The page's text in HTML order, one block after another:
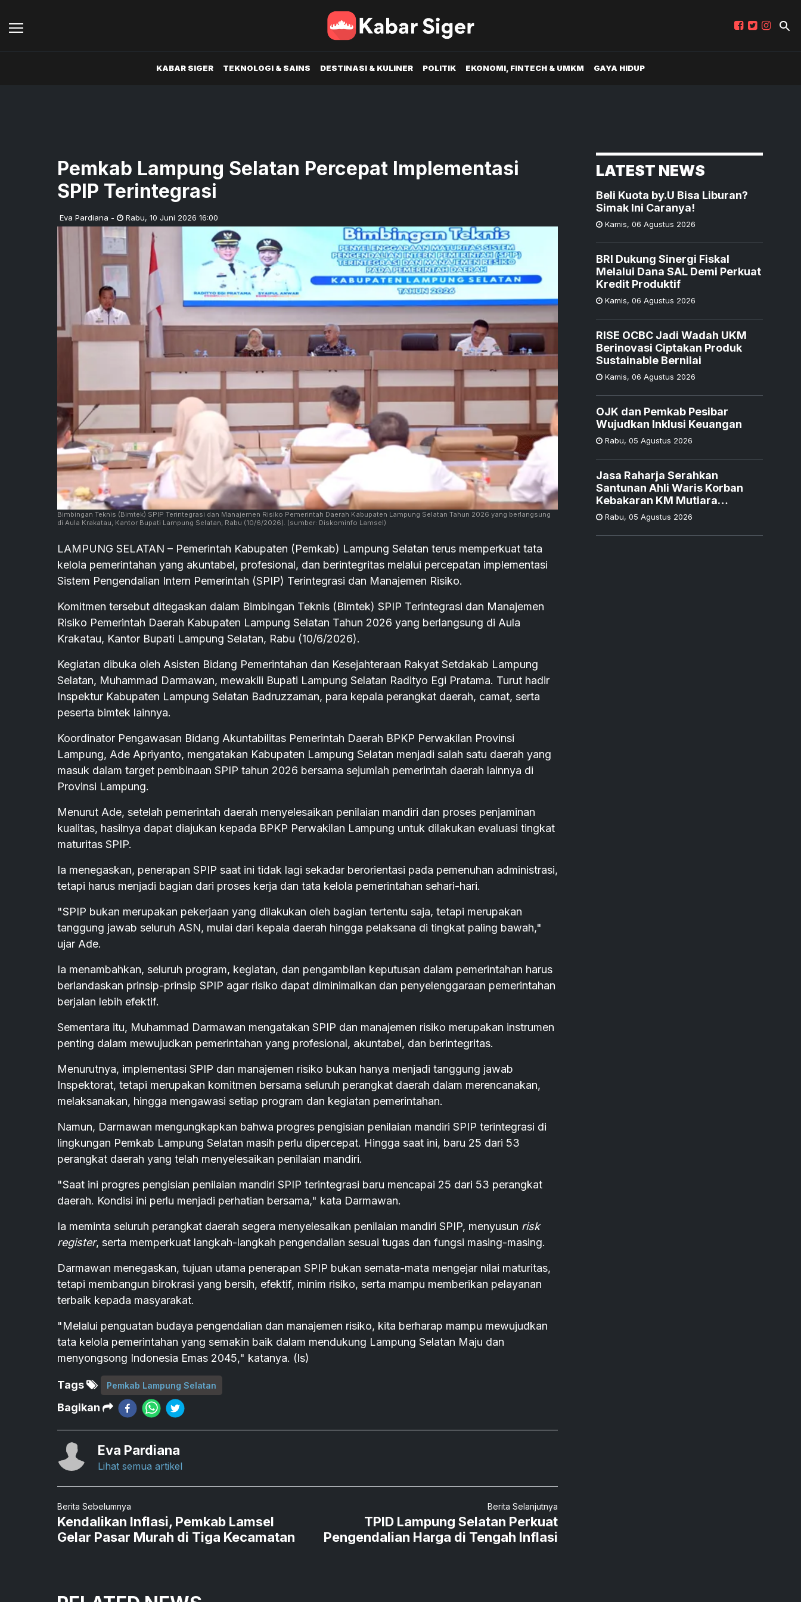
KABAR SIGER TEKNOLOGI & SAINS DESTINASI & KULINER POLITIK EKONOMI, FINTECH & UMKM GAYA HIDUP
Pemkab Lampung Selatan Percepat Implementasi
SPIP Terintegrasi
Eva Pardiana - Rabu, 10 Juni 2026 16:00
Bimbingan Teknis (Bimtek) SPIP Terintegrasi dan Manajemen Risiko Pemerintah Daerah Kabupaten Lampung Selatan Tahun 2026 yang berlangsung
di Aula Krakatau, Kantor Bupati Lampung Selatan, Rabu (10/6/2026). (sumber: Diskominfo Lamsel)
LAMPUNG SELATAN – Pemerintah Kabupaten (Pemkab) Lampung Selatan terus memperkuat tata
kelola pemerintahan yang akuntabel, profesional, dan berintegritas melalui percepatan implementasi
Sistem Pengendalian Intern Pemerintah (SPIP) Terintegrasi dan Manajemen Risiko.
Komitmen tersebut ditegaskan dalam Bimbingan Teknis (Bimtek) SPIP Terintegrasi dan Manajemen
Risiko Pemerintah Daerah Kabupaten Lampung Selatan Tahun 2026 yang berlangsung di Aula
Krakatau, Kantor Bupati Lampung Selatan, Rabu (10/6/2026).
Kegiatan dibuka oleh Asisten Bidang Pemerintahan dan Kesejahteraan Rakyat Setdakab Lampung
Selatan, Muhammad Darmawan, mewakili Bupati Lampung Selatan Radityo Egi Pratama. Turut hadir
Inspektur Kabupaten Lampung Selatan Badruzzaman, para kepala perangkat daerah, camat, serta
peserta bimtek lainnya.
Koordinator Pengawasan Bidang Akuntabilitas Pemerintah Daerah BPKP Perwakilan Provinsi
Lampung, Ade Apriyanto, mengatakan Kabupaten Lampung Selatan menjadi salah satu daerah yang
masuk dalam target pembinaan SPIP tahun 2026 bersama sejumlah pemerintah daerah lainnya di
Provinsi Lampung.
Menurut Ade, setelah pemerintah daerah menyelesaikan penilaian mandiri dan proses penjaminan
kualitas, hasilnya dapat diajukan kepada BPKP Perwakilan Lampung untuk dilakukan evaluasi tingkat
maturitas SPIP.
Ia menegaskan, penerapan SPIP saat ini tidak lagi sekadar berorientasi pada pemenuhan administrasi,
tetapi harus menjadi bagian dari proses kerja dan tata kelola pemerintahan sehari-hari.
"SPIP bukan merupakan pekerjaan yang dilakukan oleh bagian tertentu saja, tetapi merupakan
tanggung jawab seluruh ASN, mulai dari kepala daerah hingga pelaksana di tingkat paling bawah,"
ujar Ade.
Ia menambahkan, seluruh program, kegiatan, dan pengambilan keputusan dalam pemerintahan harus
berlandaskan prinsip-prinsip SPIP agar risiko dapat diminimalkan dan penyelenggaraan pemerintahan
berjalan lebih efektif.
Sementara itu, Muhammad Darmawan mengatakan SPIP dan manajemen risiko merupakan instrumen
penting dalam mewujudkan pemerintahan yang profesional, akuntabel, dan berintegritas.
Menurutnya, implementasi SPIP dan manajemen risiko bukan hanya menjadi tanggung jawab
Inspektorat, tetapi merupakan komitmen bersama seluruh perangkat daerah dalam merencanakan,
melaksanakan, hingga mengawasi setiap program dan kegiatan pemerintahan.
Namun, Darmawan mengungkapkan bahwa progres pengisian penilaian mandiri SPIP terintegrasi di
lingkungan Pemkab Lampung Selatan masih perlu dipercepat. Hingga saat ini, baru 25 dari 53
perangkat daerah yang telah menyelesaikan penilaian mandiri.
"Saat ini progres pengisian penilaian mandiri SPIP terintegrasi baru mencapai 25 dari 53 perangkat
daerah. Kondisi ini perlu menjadi perhatian bersama," kata Darmawan.
Ia meminta seluruh perangkat daerah segera menyelesaikan penilaian mandiri SPIP, menyusun risk
register, serta memperkuat langkah-langkah pengendalian sesuai tugas dan fungsi masing-masing.
Darmawan menegaskan, tujuan utama penerapan SPIP bukan semata-mata mengejar nilai maturitas,
tetapi membangun birokrasi yang bersih, efektif, minim risiko, serta mampu memberikan pelayanan
terbaik kepada masyarakat.
"Melalui penguatan budaya pengendalian dan manajemen risiko, kita berharap mampu mewujudkan
tata kelola pemerintahan yang semakin baik dalam mendukung Lampung Selatan Maju dan
menyongsong Indonesia Emas 2045," katanya. (ls)
Tags Pemkab Lampung Selatan
Bagikan
Eva Pardiana
Lihat semua artikel
Berita Sebelumnya
Kendalikan Inflasi, Pemkab Lamsel
Gelar Pasar Murah di Tiga Kecamatan
Berita Selanjutnya
TPID Lampung Selatan Perkuat
Pengendalian Harga di Tengah Inflasi
LATEST NEWS
Beli Kuota by.U Bisa Liburan?
Simak Ini Caranya!
Kamis, 06 Agustus 2026
BRI Dukung Sinergi Fiskal
Melalui Dana SAL Demi Perkuat
Kredit Produktif
Kamis, 06 Agustus 2026
RISE OCBC Jadi Wadah UKM
Berinovasi Ciptakan Produk
Sustainable Bernilai
Kamis, 06 Agustus 2026
OJK dan Pemkab Pesibar
Wujudkan Inklusi Keuangan
Rabu, 05 Agustus 2026
Jasa Raharja Serahkan
Santunan Ahli Waris Korban
Kebakaran KM Mutiara
Sentosa II
Rabu, 05 Agustus 2026